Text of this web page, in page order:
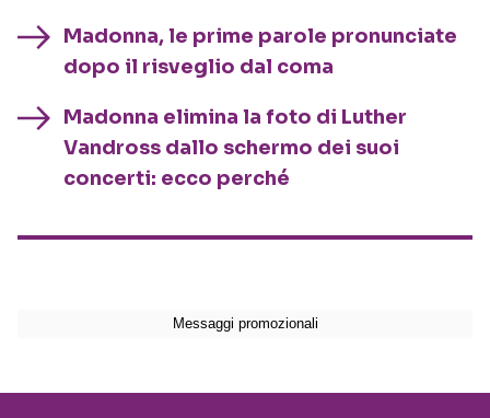
Madonna, le prime parole pronunciate
dopo il risveglio dal coma
Madonna elimina la foto di Luther
Vandross dallo schermo dei suoi
concerti: ecco perché